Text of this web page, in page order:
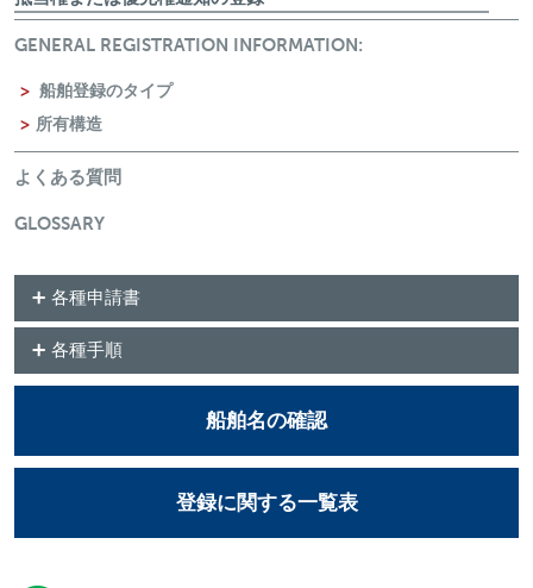
GENERAL REGISTRATION INFORMATION:
船舶登録のタイプ
所有構造
よくある質問
GLOSSARY
各種申請書
各種手順
船舶名の確認
登録に関する一覧表